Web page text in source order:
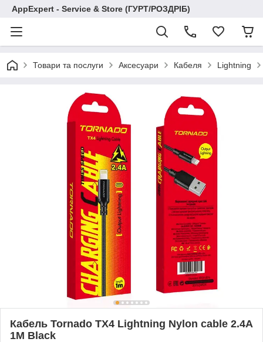
AppExpert - Service & Store (ГУРТ/РОЗДРІБ)
Товари та послуги Аксесуари Кабеля Lightning
Кабель Tornado TX4 Lightning Nylon cable 2.4A
1M Black